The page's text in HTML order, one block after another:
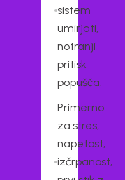
sistem
umirjati,
notranji
pritisk
popušča.
Primerno
za:stres,
napetost,
izčrpanost,